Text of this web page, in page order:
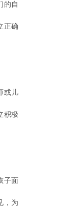
的自
正确
或儿
积极
子面
，为